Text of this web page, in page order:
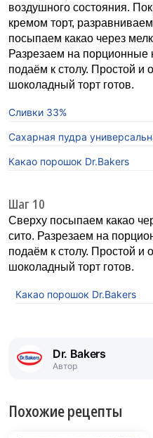
воздушного состояния.
кремом торт,
посыпаем какао через
Разрезаем на порционные
подаём к столу. Простой и
шоколадный торт готов.
Сливки 33%
Сахарная пудра
Какао порошок Dr.Bakers
Шаг 10
Сверху посыпаем какао
сито. Разрезаем на
подаём к столу. Простой и
шоколадный торт готов.
Какао порошок Dr.Bakers
Dr. Bakers
Автор
Похожие рецепты